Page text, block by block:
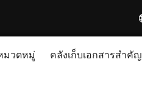
มวดหมู่ คลังเก็บเอกสารสำคัญ